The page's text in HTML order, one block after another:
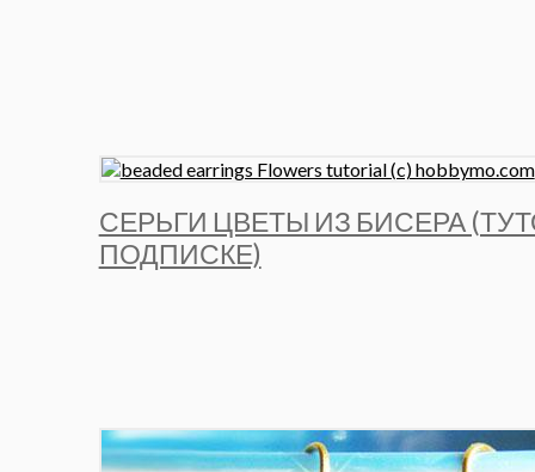
СЕРЬГИ ЦВЕТЫ ИЗ БИСЕРА
ПОДПИСКЕ)